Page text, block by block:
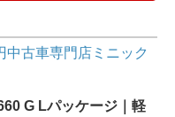
中古車専門店ミニック
G Lパッケージ｜軽